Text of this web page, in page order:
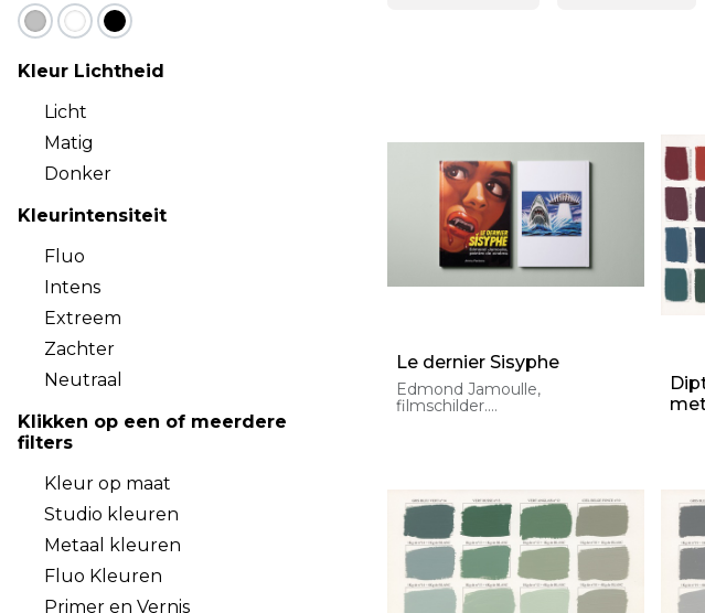
Kleur Lichtheid
Licht
Matig
Donker
Kleurintensiteit
Fluo
Intens
Extreem
Zachter
Neutraal
Klikken op een of meerdere
filters
Kleur op maat
Studio kleuren
Metaal kleuren
Fluo Kleuren
Primer en Vernis
Le dernier Sisyphe
Edmond Jamoulle,
filmschilder.